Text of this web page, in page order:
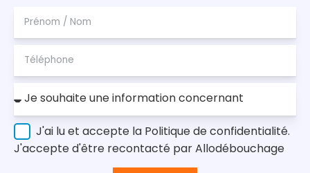
J'ai lu et accepte la Politique de confidentialité.
J'accepte d'être recontacté par Allodébouchage